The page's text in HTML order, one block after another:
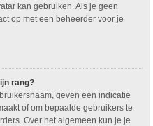
kan gebruiken. Als je geen
op met een beheerder voor je
rang?
geven een indicatie
of om bepaalde gebruikers te
Over het algemeen kun je je